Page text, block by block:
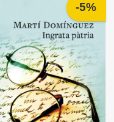
-5%